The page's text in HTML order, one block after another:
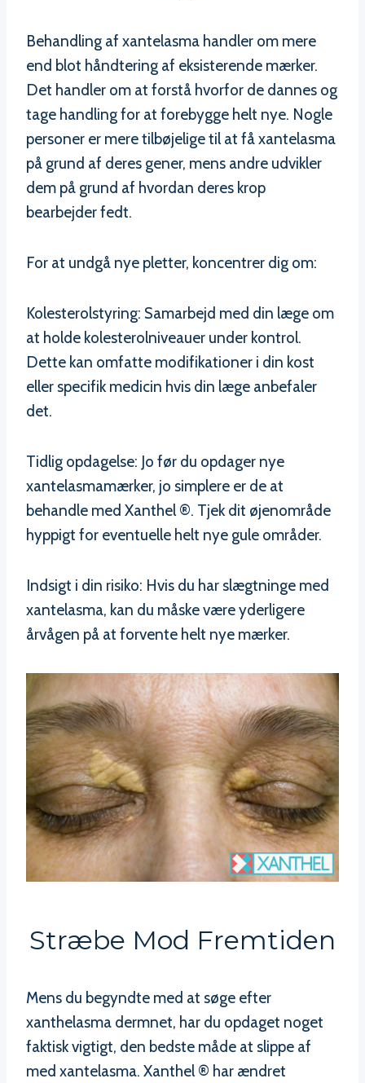
Behandling af xantelasma handler om mere
end blot håndtering af eksisterende mærker.
Det handler om at forstå hvorfor de dannes og
tage handling for at forebygge helt nye. Nogle
personer er mere tilbøjelige til at få xantelasma
på grund af deres gener, mens andre udvikler
dem på grund af hvordan deres krop
bearbejder fedt.
For at undgå nye pletter, koncentrer dig om:
Kolesterolstyring: Samarbejd med din læge om
at holde kolesterolniveauer under kontrol.
Dette kan omfatte modifikationer i din kost
eller specifik medicin hvis din læge anbefaler
det.
Tidlig opdagelse: Jo før du opdager nye
xantelasmamærker, jo simplere er de at
behandle med Xanthel ®. Tjek dit øjenområde
hyppigt for eventuelle helt nye gule områder.
Indsigt i din risiko: Hvis du har slægtninge med
xantelasma, kan du måske være yderligere
årvågen på at forvente helt nye mærker.
Stræbe Mod Fremtiden
Mens du begyndte med at søge efter
xanthelasma dermnet, har du opdaget noget
faktisk vigtigt, den bedste måde at slippe af
med xantelasma. Xanthel ® har ændret